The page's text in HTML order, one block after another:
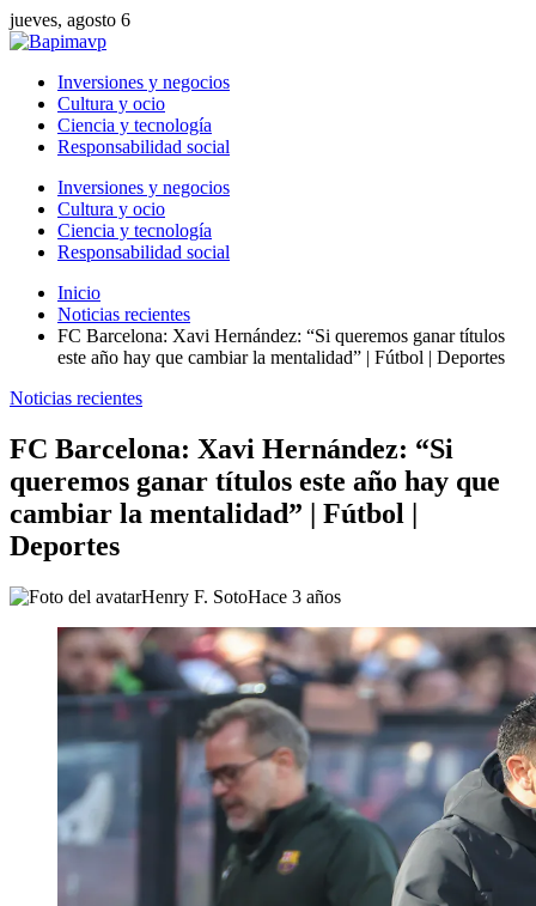
jueves, agosto 6
Inversiones y negocios
Cultura y ocio
Ciencia y tecnología
Responsabilidad social
Inversiones y negocios
Cultura y ocio
Ciencia y tecnología
Responsabilidad social
Inicio
Noticias recientes
FC Barcelona: Xavi Hernández: “Si queremos ganar títulos
este año hay que cambiar la mentalidad” | Fútbol | Deportes
Noticias recientes
FC Barcelona: Xavi Hernández: “Si
queremos ganar títulos este año hay que
cambiar la mentalidad” | Fútbol |
Deportes
Henry F. SotoHace 3 años